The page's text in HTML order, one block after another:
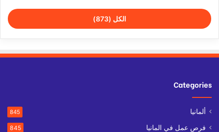
الكل (873)
Categories
ألمانيا 845
فرص عمل في المانيا 845